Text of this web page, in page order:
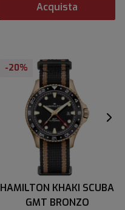
Acquista
-20%
HAMILTON KHAKI SCUBA
GMT BRONZO